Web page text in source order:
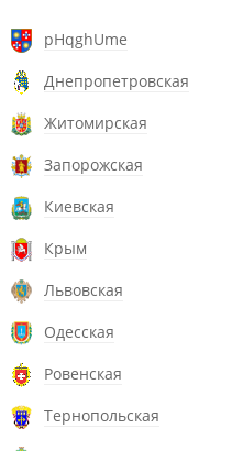
pHqghUme
Днепропетровская
Житомирская
Запорожская
Киевская
Крым
Львовская
Одесская
Ровенская
Тернопольская